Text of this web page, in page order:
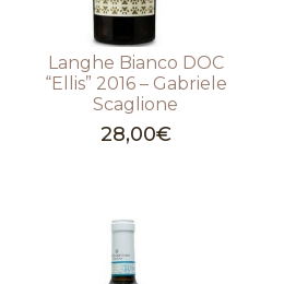
Langhe Bianco DOC
“Ellis” 2016 – Gabriele
Scaglione
28,00€